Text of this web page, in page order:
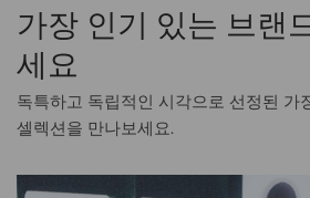
가장 인기 있는 브랜
세요
독특하고 독립적인 시각으로 선정된 가
셀렉션을 만나보세요.